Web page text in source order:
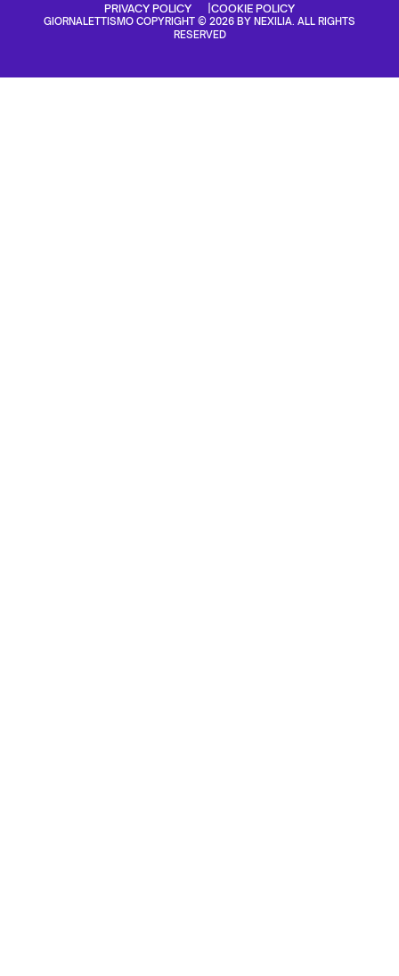
PRIVACY POLICY COOKIE POLICY
GIORNALETTISMO COPYRIGHT © 2026 BY NEXILIA. ALL RIGHTS
RESERVED